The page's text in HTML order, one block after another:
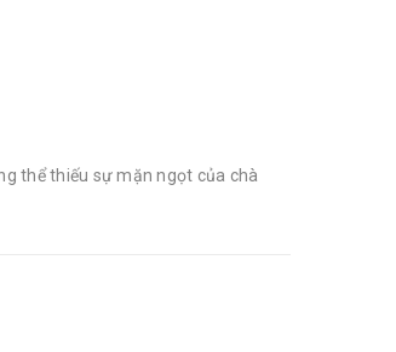
thể thiếu sự mặn ngọt của chà